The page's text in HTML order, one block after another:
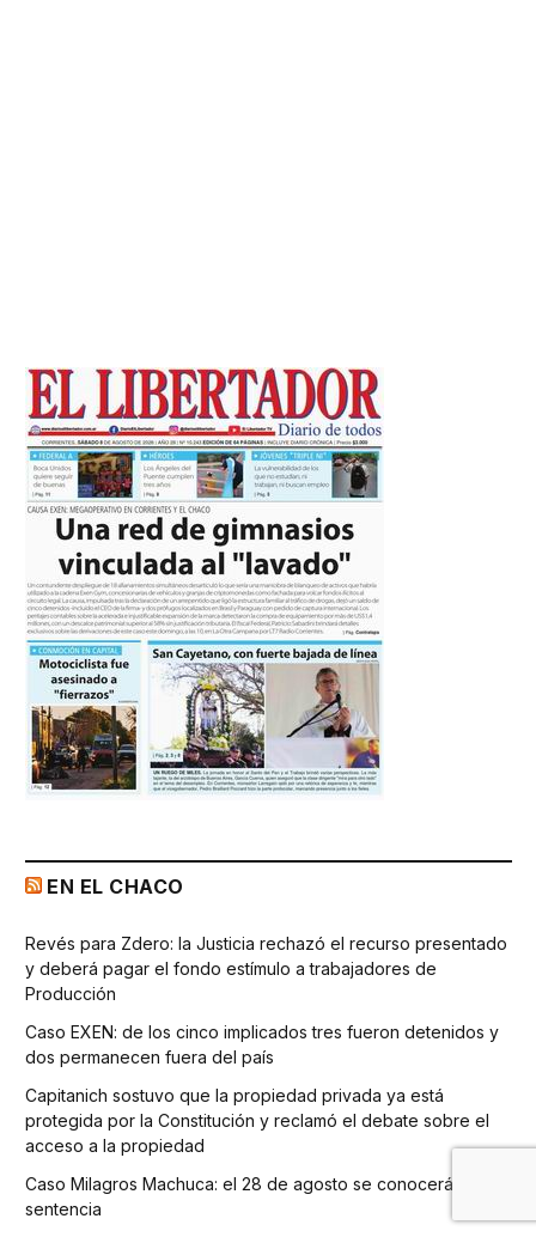
EN EL CHACO
Revés para Zdero: la Justicia rechazó el recurso presentado
y deberá pagar el fondo estímulo a trabajadores de
Producción
Caso EXEN: de los cinco implicados tres fueron detenidos y
dos permanecen fuera del país
Capitanich sostuvo que la propiedad privada ya está
protegida por la Constitución y reclamó el debate sobre el
acceso a la propiedad
Caso Milagros Machuca: el 28 de agosto se conocerá la
sentencia